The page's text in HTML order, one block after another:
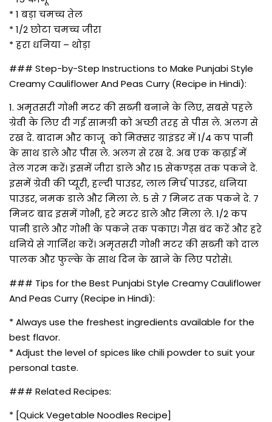
* 1 बड़ा चमच्च तेल
* 1/2 छोटा चमच्च जीरा
* हरा धनिया – थोड़ा
### Step-by-Step Instructions to Make Punjabi Style
Creamy Cauliflower And Peas Curry (Recipe in Hindi):
1. अमृतसरी गोभी मटर की सब्ज़ी बनाने के लिए, सबसे पहले
ग्रेवी के लिए दी गई सामग्री को अच्छी तरह से पीस ले. अलग से
रख दे. बादाम और काजू को मिक्सर ग्राइंडर में 1/4 कप पानी
के साथ डाले और पीस ले. अलग से रख दे. अब एक कढ़ाई में
तेल गरम करें। इसमें जीरा डाले और 15 सेकण्ड्स तक पकने दे.
इसमें ग्रेवी की प्यूरी, हल्दी पाउडर, लाल मिर्च पाउडर, धनिया
पाउडर, नमक डाले और मिला ले. 5 से 7 मिनट तक पकने दे. 7
मिनट बाद इसमें गोभी, हरे मटर डाले और मिला ले. 1/2 कप
पानी डाले और गोभी के पकने तक पकाए। गैस बंद करें और हरे
धनिये से गार्निश करें। अमृतसरी गोभी मटर की सब्ज़ी को दाल
पालक और फुल्के के साथ दिन के खाने के लिए परोसे।.
### Tips for the Best Punjabi Style Creamy Cauliflower
And Peas Curry (Recipe in Hindi):
* Always use the freshest ingredients available for the
best flavor.
* Adjust the level of spices like chili powder to suit your
personal taste.
### Related Recipes:
* [Quick Vegetable Noodles Recipe]